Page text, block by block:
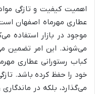
اهمیت کیفیت و تازگی
عطاری مهرماه اصفهان
موجود در بازار استفاده
می‌شوند. این امر تضمین
کباب رستورانی عطاری
خود را حفظ کرده باشد.
می‌گذارد، بلکه در